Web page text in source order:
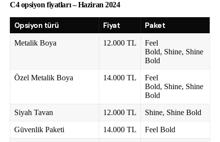
C4 opsiyon fiyatları – Haziran 2024
Opsiyon türü Fiyat Paket
Metalik Boya 12.000 TL
Feel
Bold, Shine, Shine
Bold
Özel Metalik Boya 14.000 TL
Feel
Bold, Shine, Shine
Bold
Siyah Tavan 12.000 TL Shine, Shine Bold
Güvenlik Paketi 14.000 TL Feel Bold